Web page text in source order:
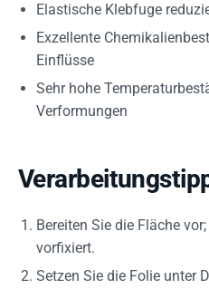
Elastische Klebfuge
Exzellente
Einflüsse
Sehr hohe
Verformungen
Bereiten Sie die Fläche
vorfixiert.
Setzen Sie die Folie unter